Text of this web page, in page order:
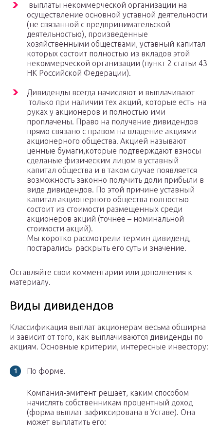
выплаты некоммерческой организации на
осуществление основной уставной деятельности
(не связанной с предпринимательской
деятельностью), произведенные
хозяйственными обществами, уставный капитал
которых состоит полностью из вкладов этой
некоммерческой организации (пункт 2 статьи 43
НК Российской Федерации).
Дивиденды всегда начисляют и выплачивают
только при наличии тех акций, которые есть на
руках у акционеров и полностью ими
проплачены. Право на получение дивидендов
прямо связано с правом на владение акциями
акционерного общества. Акцией называют
ценные бумаги,которые подтверждают взносы
сделаные физическим лицом в уставный
капитал общества и в таком случае появляется
возможность законно получить доли прибыли в
виде дивидендов. По этой причине уставный
капитал акционерного общества полностью
состоит из стоимости размещенных среди
акционеров акций (точнее – номинальной
стоимости акций).
Мы коротко рассмотрели термин дивиденд,
постарались раскрыть его суть и значение.
Оставляйте свои комментарии или дополнения к
материалу.
Виды дивидендов
Классификация выплат акционерам весьма обширна
и зависит от того, как выплачиваются дивиденды по
акциям. Основные критерии, интересные инвестору:
По форме.
Компания-эмитент решает, каким способом
начислять собственникам процентный доход
(форма выплат зафиксирована в Уставе). Она
может выплатить его: